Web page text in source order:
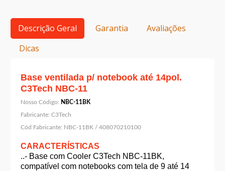
Descrição Geral Garantia
Avaliações
Dicas
Base ventilada p/ notebook até 14pol.
C3Tech NBC-11
Nosso Código: NBC-11BK
Fabricante: C3Tech
Cód Fabricante: NBC-11BK / 408070210100
CARACTERÍSTICAS
..- Base com Cooler C3Tech NBC-11BK,
compatível com notebooks com tela de 9 até 14